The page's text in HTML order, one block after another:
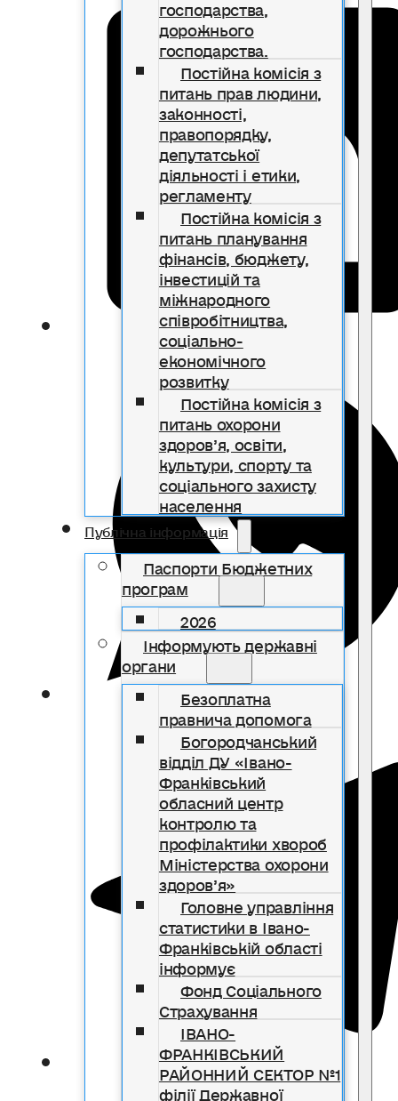
господарства,
дорожнього
господарства.
Постійна комісія з
питань прав людини,
законності,
правопорядку,
депутатської
діяльності і етики,
регламенту
Постійна комісія з
питань планування
фінансів, бюджету,
інвестицій та
міжнародного
співробітництва,
соціально-
економічного
розвитку
Постійна комісія з
питань охорони
здоров’я, освіти,
культури, спорту та
соціального захисту
населення
Публічна інформація
Паспорти Бюджетних
програм
2026
Інформують державні
органи
Безоплатна
правнича допомога
Богородчанський
відділ ДУ «Івано-
Франківський
обласний центр
контролю та
профілактики хвороб
Міністерства охорони
здоров’я»
Головне управління
статистики в Івано-
Франківській області
інформує
Фонд Соціального
Страхування
ІВАНО-
ФРАНКІВСЬКИЙ
РАЙОННИЙ СЕКТОР №1
філії Державної